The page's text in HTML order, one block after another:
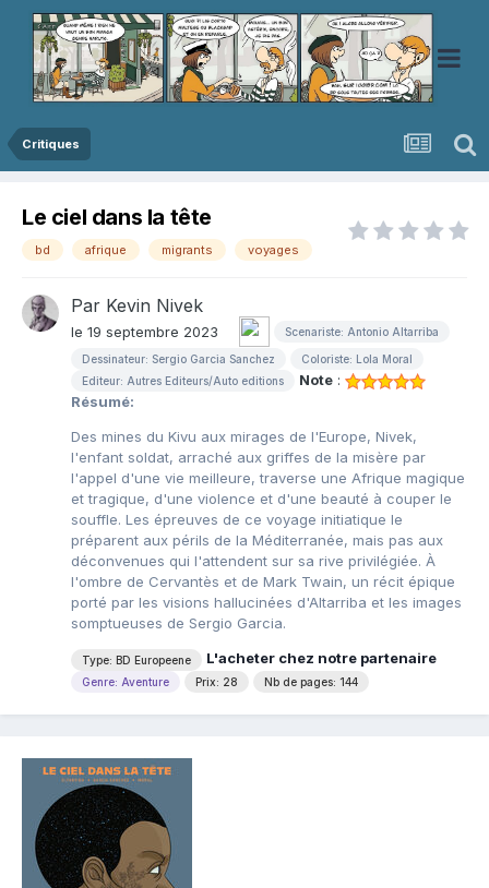
Critiques
Le ciel dans la tête
bd afrique migrants voyages
Par Kevin Nivek
le 19 septembre 2023 Scenariste: Antonio Altarriba
Dessinateur: Sergio Garcia Sanchez
Coloriste: Lola Moral
Editeur: Autres Editeurs/Auto editions
Note :
Résumé:
Des mines du Kivu aux mirages de l'Europe, Nivek,
l'enfant soldat, arraché aux griffes de la misère par
l'appel d'une vie meilleure, traverse une Afrique magique
et tragique, d'une violence et d'une beauté à couper le
souffle. Les épreuves de ce voyage initiatique le
préparent aux périls de la Méditerranée, mais pas aux
déconvenues qui l'attendent sur sa rive privilégiée. À
l'ombre de Cervantès et de Mark Twain, un récit épique
porté par les visions hallucinées d'Altarriba et les images
somptueuses de Sergio Garcia.
Type: BD Europeene L'acheter chez notre partenaire
Genre: Aventure Prix: 28 Nb de pages: 144